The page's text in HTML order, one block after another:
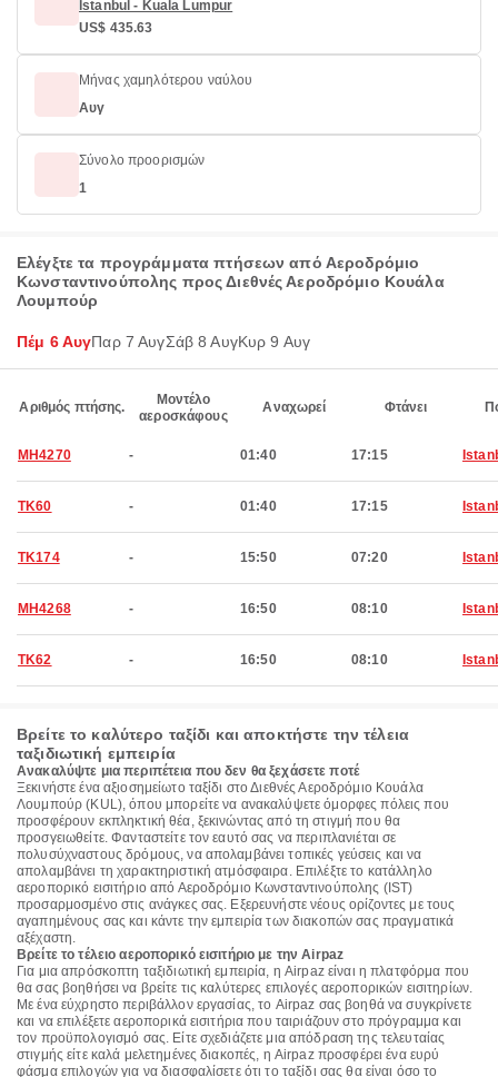
Istanbul - Kuala Lumpur
US$ 435.63
Μήνας χαμηλότερου ναύλου
Αυγ
Σύνολο προορισμών
1
Ελέγξτε τα προγράμματα πτήσεων από Αεροδρόμιο
Κωνσταντινούπολης προς Διεθνές Αεροδρόμιο Κουάλα
Λουμπούρ
Πέμ 6 ΑυγΠαρ 7 ΑυγΣάβ 8 ΑυγΚυρ 9 Αυγ
Αριθμός πτήσης.
Μοντέλο
αεροσκάφους
Αναχωρεί Φτάνει
MH4270 - 01:40 17:15
TK60 - 01:40 17:15
TK174 - 15:50 07:20
MH4268 - 16:50 08:10
TK62 - 16:50 08:10
Βρείτε το καλύτερο ταξίδι και αποκτήστε την τέλεια
ταξιδιωτική εμπειρία
Ανακαλύψτε μια περιπέτεια που δεν θα ξεχάσετε ποτέ
Ξεκινήστε ένα αξιοσημείωτο ταξίδι στο Διεθνές Αεροδρόμιο Κουάλα
Λουμπούρ (KUL), όπου μπορείτε να ανακαλύψετε όμορφες πόλεις που
προσφέρουν εκπληκτική θέα, ξεκινώντας από τη στιγμή που θα
προσγειωθείτε. Φανταστείτε τον εαυτό σας να περιπλανιέται σε
πολυσύχναστους δρόμους, να απολαμβάνει τοπικές γεύσεις και να
απολαμβάνει τη χαρακτηριστική ατμόσφαιρα. Επιλέξτε το κατάλληλο
αεροπορικό εισιτήριο από Αεροδρόμιο Κωνσταντινούπολης (IST)
προσαρμοσμένο στις ανάγκες σας. Εξερευνήστε νέους ορίζοντες με τους
αγαπημένους σας και κάντε την εμπειρία των διακοπών σας πραγματικά
αξέχαστη.
Βρείτε το τέλειο αεροπορικό εισιτήριο με την Airpaz
Για μια απρόσκοπτη ταξιδιωτική εμπειρία, η Airpaz είναι η πλατφόρμα που
θα σας βοηθήσει να βρείτε τις καλύτερες επιλογές αεροπορικών εισιτηρίων.
Με ένα εύχρηστο περιβάλλον εργασίας, το Airpaz σας βοηθά να συγκρίνετε
και να επιλέξετε αεροπορικά εισιτήρια που ταιριάζουν στο πρόγραμμα και
τον προϋπολογισμό σας. Είτε σχεδιάζετε μια απόδραση της τελευταίας
στιγμής είτε καλά μελετημένες διακοπές, η Airpaz προσφέρει ένα ευρύ
φάσμα επιλογών για να διασφαλίσετε ότι το ταξίδι σας θα είναι όσο το